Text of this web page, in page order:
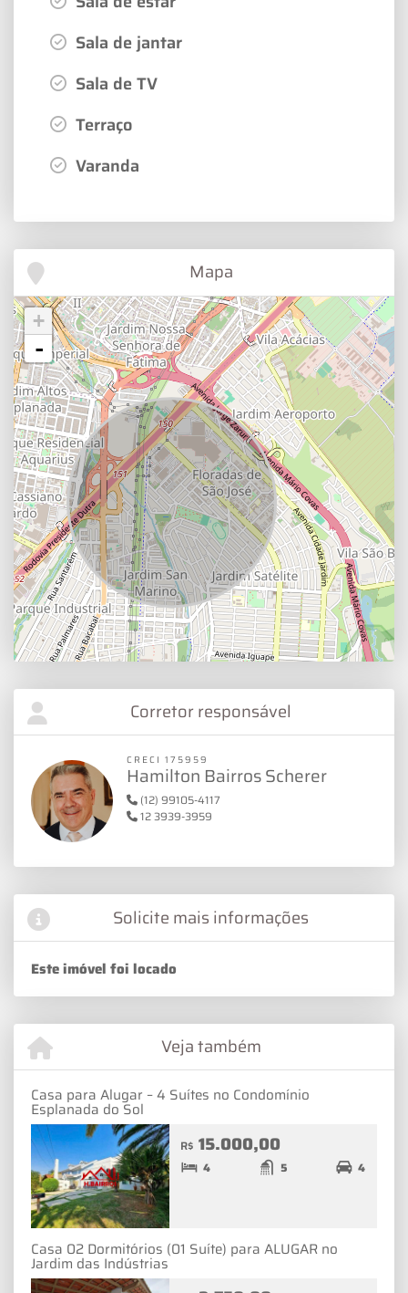
Sala de jantar
Sala de TV
Terraço
Varanda
Mapa
+
-
Corretor responsável
CRECI 175959
Hamilton Bairros Scherer
(12) 99105-4117
12 3939-3959
Solicite mais informações
Este imóvel foi locado
Veja também
Casa para Alugar – 4 Suítes no Condomínio
Esplanada do Sol
R$ 15.000,00
4 5 4
Casa 02 Dormitórios (01 Suíte) para ALUGAR no
Jardim das Indústrias